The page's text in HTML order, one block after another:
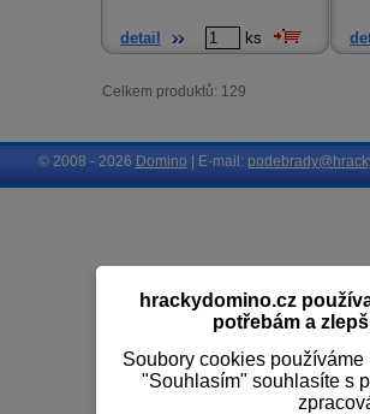
detail ks
Celkem produktů: 129
hrackydomino.cz
potřebám a
Soubory cookies
"Souhlasím" souhlasíte s
© 2008 - 2026 Domino | E-mail: